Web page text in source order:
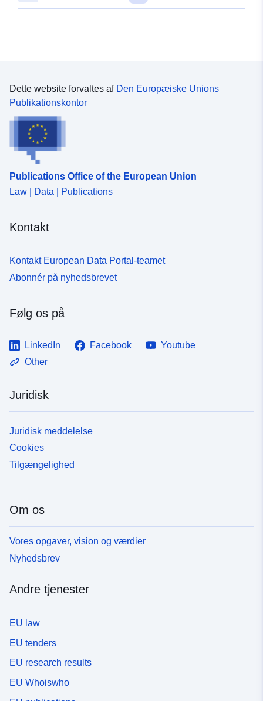
47.6861272 ], [ 10.0283314,
ressource:
Svarer til:
uriRef:
6417-418c-b6e2-f20e5f7ab1d0
Dette website forvaltes af Den Europæiske Unions
Publikationskontor
Publications Office of the European Union
Law | Data | Publications
Kontakt
Kontakt European Data Portal-teamet
Abonnér på nyhedsbrevet
Følg os på
LinkedIn Facebook
Youtube
Other
Juridisk
Juridisk meddelelse
Cookies
Tilgængelighed
Om os
Vores opgaver, vision og værdier
Nyhedsbrev
Andre tjenester
EU law
EU tenders
EU research results
EU Whoiswho